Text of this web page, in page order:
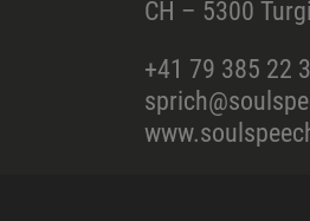
CH – 5300 Turgi
+41 79 385 22